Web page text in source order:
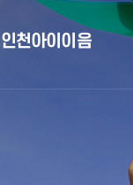
인천아이이음